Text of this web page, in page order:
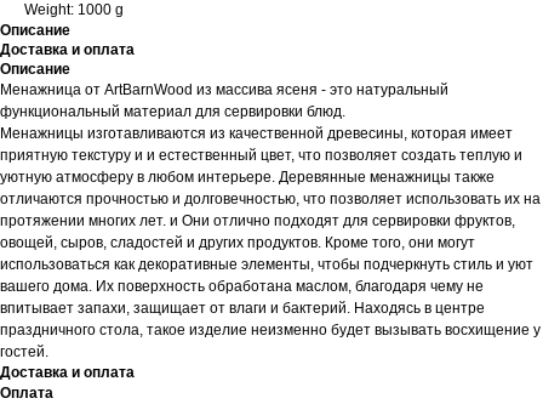
Weight: 1000 g
Описание
Доставка и оплата
Описание
Менажница от ArtBarnWood из массива ясеня - это натуральный
функциональный материал для сервировки блюд.
Менажницы изготавливаются из качественной древесины, которая имеет
приятную текстуру и и естественный цвет, что позволяет создать теплую и
уютную атмосферу в любом интерьере. Деревянные менажницы также
отличаются прочностью и долговечностью, что позволяет использовать их на
протяжении многих лет. и Они отлично подходят для сервировки фруктов,
овощей, сыров, сладостей и других продуктов. Кроме того, они могут
использоваться как декоративные элементы, чтобы подчеркнуть стиль и уют
вашего дома. Их поверхность обработана маслом, благодаря чему не
впитывает запахи, защищает от влаги и бактерий. Находясь в центре
праздничного стола, такое изделие неизменно будет вызывать восхищение у
гостей.
Доставка и оплата
Оплата